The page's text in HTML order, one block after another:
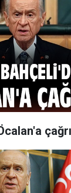
çağrı